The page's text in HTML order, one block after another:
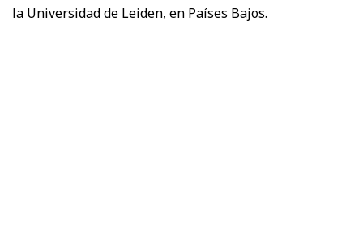
la Universidad de Leiden, en Países Bajos.